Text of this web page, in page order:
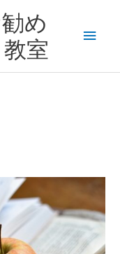
め
室
イ
ン
ー